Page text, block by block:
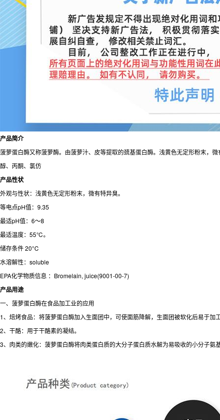
产品简介
菠萝蛋白酶又称菠萝酶。由菠萝汁、皮等提取的巯基蛋白酶。浅黄色无定形粉末，
醇、丙酮、氯仿
产品性状
外观与性状：浅黄色无定形粉末，微有特异臭。
等电点pH值：9.35
最适pH值：6～8
最适温度：55℃。
储存条件 20°C
水溶解性：soluble
EPA化学物质信息 ：Bromelain, juice(9001-00-7)
产品用途
一、菠萝蛋白酶在食品加工业的应用
1、焙烤食品：将菠萝蛋白酶加入生面团中，可使面筋降解，生面团被软化后易于加
2、干酪：用于干酪素的凝结。
3、肉类的嫩化：菠萝蛋白酶将肉类蛋白质的大分子蛋白质水解为易吸收的小分子氨